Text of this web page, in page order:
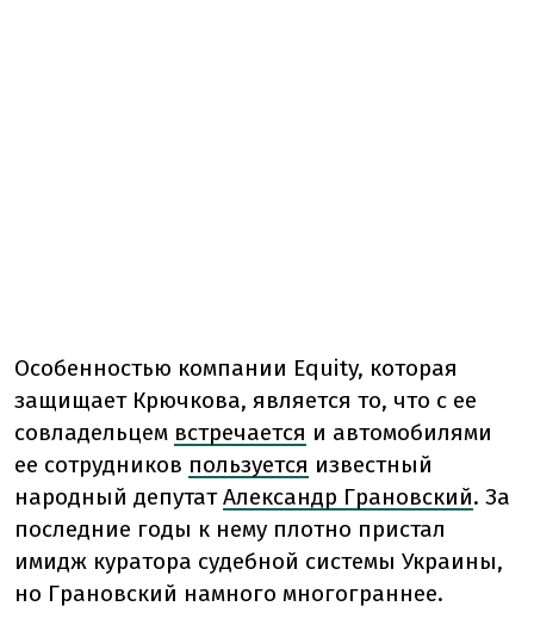
Особенностью компании Equity, которая
защищает Крючкова, является то, что с ее
совладельцем встречается и автомобилями
ее сотрудников пользуется известный
народный депутатАлександр Грановский. За
последние годы к нему плотно пристал
имидж куратора судебной системы Украины,
но Грановский намного многограннее.